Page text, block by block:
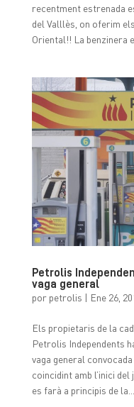
recentment estrenada
del Valllès, on oferim
Oriental!! La benzinera
Petrolis
vaga general
por petrolis | Ene 26,
Els propietaris de la
Petrolis Independents
vaga general
coincidint amb l’inici del
es farà a principis de la...